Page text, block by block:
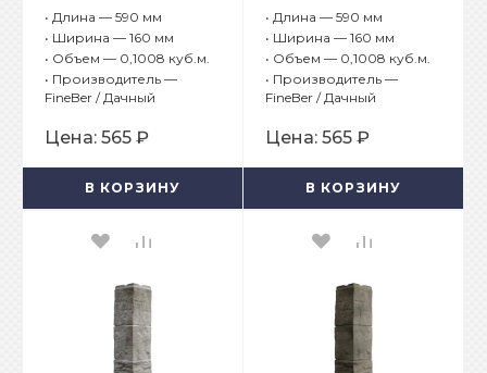
Туф 3D Тёмно-
коричневый
• Длина — 590 мм
• Ширина — 160 мм
• Объем — 0,1008 куб.м.
• Производитель —
FineBer / Дачный
Цена: 565 ₽
В КОРЗИНУ
Туф 3D Светло-
серый
• Длина — 590 мм
• Ширина — 160 мм
• Объем — 0,1008 куб.м.
• Производитель —
FineBer / Дачный
Цена: 565 ₽
В КОРЗИНУ